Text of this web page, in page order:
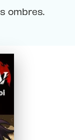
ombres.